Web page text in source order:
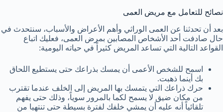
نصائح للتعامل مع مريض العمى
بعد أن تحدثنا عن العمى الوراثي وأهم الأعراض والأسباب، سنتحدث في
حال صادفت أحد الأشخاص المصابين بمرض العمى، فعليك اتباع
القواعد التالية التي تساعد المريض كثيراً في حياته اليومية:
اسمح للشخص الأعمى أن يمسك بذراعك حتى يستطيع اللحاق
بك أينما ذهبت.
حرك ذراعك التي يتمسك بها المريض إلى الخلف عندما تقترب
من مكان ضيق لا يسمح لكما بالمرور سوياً، وذلك حتى يفهم
تلقائياً أنه عليه أن يمشي خلفك لفترة بسيطة حتى تنتهيا من